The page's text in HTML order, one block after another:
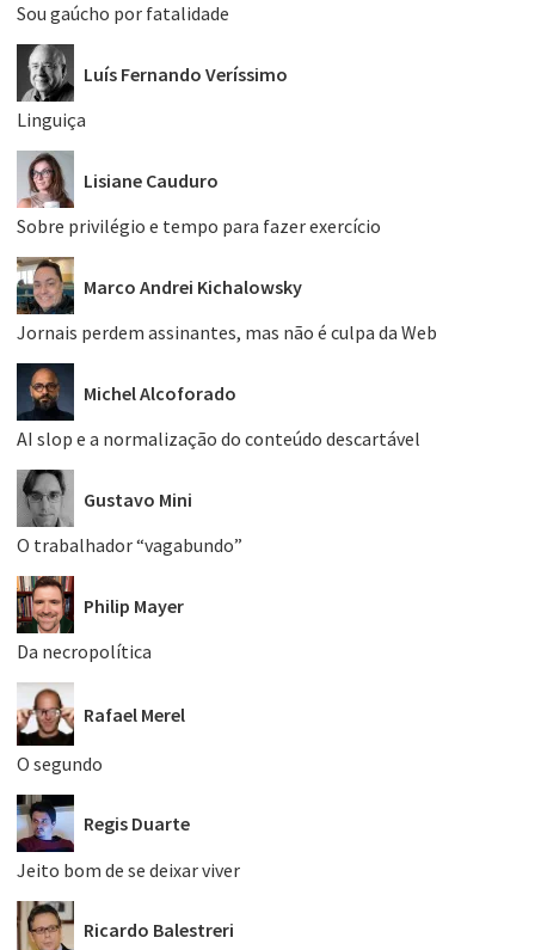
Sou gaúcho por fatalidade
Luís Fernando Veríssimo
Linguiça
Lisiane Cauduro
Sobre privilégio e tempo para fazer exercício
Marco Andrei Kichalowsky
Jornais perdem assinantes, mas não é culpa da Web
Michel Alcoforado
AI slop e a normalização do conteúdo descartável
Gustavo Mini
O trabalhador “vagabundo”
Philip Mayer
Da necropolítica
Rafael Merel
O segundo
Regis Duarte
Jeito bom de se deixar viver
Ricardo Balestreri